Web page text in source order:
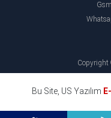
Bu Site, US Yazılım